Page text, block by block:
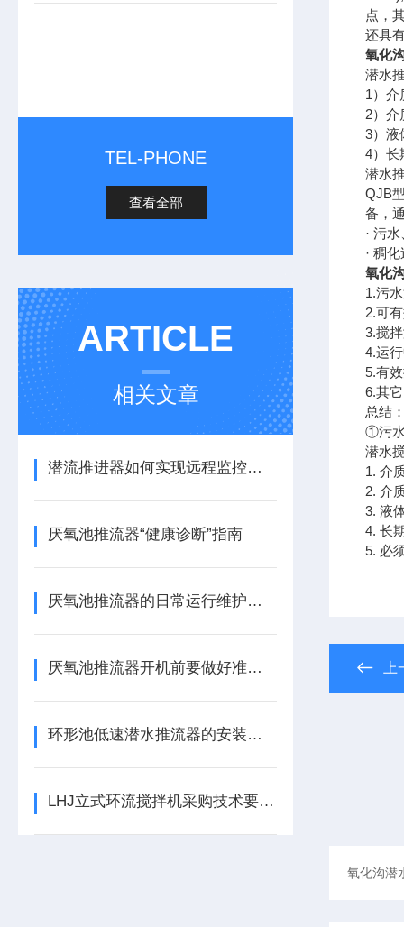
TEL-PHONE
查看全部
ARTICLE
相关文章
潜流推进器如何实现远程监控与预测性维护？
厌氧池推流器“健康诊断”指南
厌氧池推流器的日常运行维护要点及检查方法
厌氧池推流器开机前要做好准备工作
环形池低速潜水推流器的安装流程及安装尺寸
LHJ立式环流搅拌机采购技术要求及包装运输
点，
还具
氧化
潜水
1）
2）介
3）液
4）长
潜水
QJB
备，
· 污
· 稠
氧化
1.污
2.可
3.搅
4.运
5.有
6.其
总结
①污
潜水
1. 介
2. 介
3. 液
4. 长
5. 必